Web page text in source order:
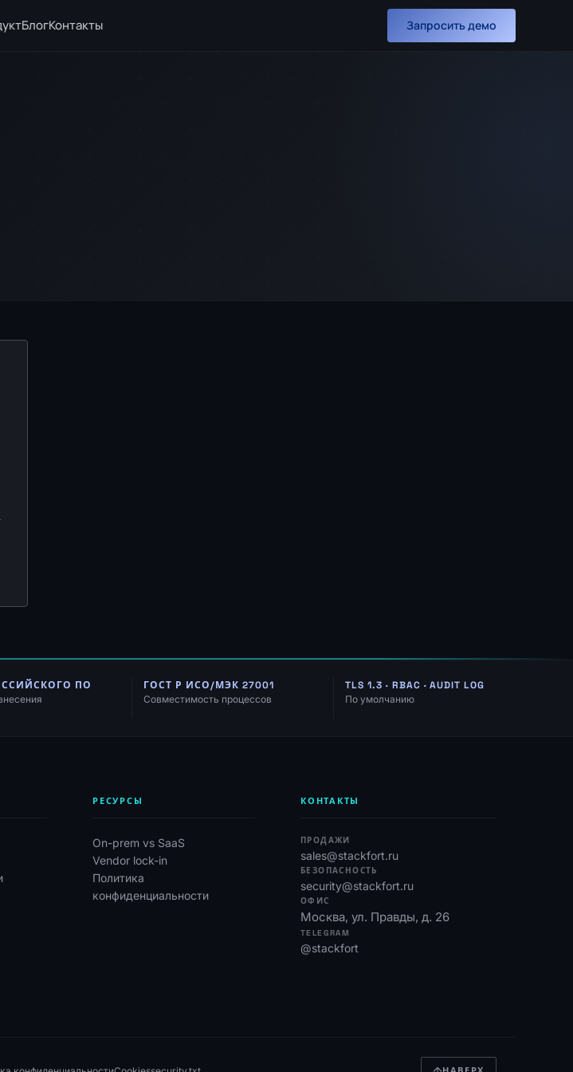
БлогКонтакты Запросить демо
ПО ГОСТ Р ИСО/МЭК 27001
Совместимость процессов
TLS 1.3 · RBAC · AUDIT LOG
По умолчанию
РЕСУРСЫ
On-prem vs SaaS
Vendor lock-in
Политика
конфиденциальности
КОНТАКТЫ
ПРОДАЖИ
sales@stackfort.ru
БЕЗОПАСНОСТЬ
security@stackfort.ru
ОФИС
Москва, ул. Правды, д. 26
TELEGRAM
@stackfort